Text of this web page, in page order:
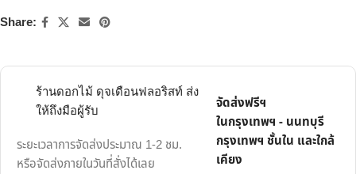
Share:
ร้านดอกไม้ ดุจเดือนฟลอริสท์ ส่ง
ให้ถึงมือผู้รับ
ระยะเวลาการจัดส่งประมาณ 1-2 ชม.
หรือจัดส่งภายในวันที่สั่งได้เลย
จัดส่งฟรีฯ
ในกรุงเทพฯ - นนทบุรี
กรุงเทพฯ ชั้นใน และใกล้
เคียง